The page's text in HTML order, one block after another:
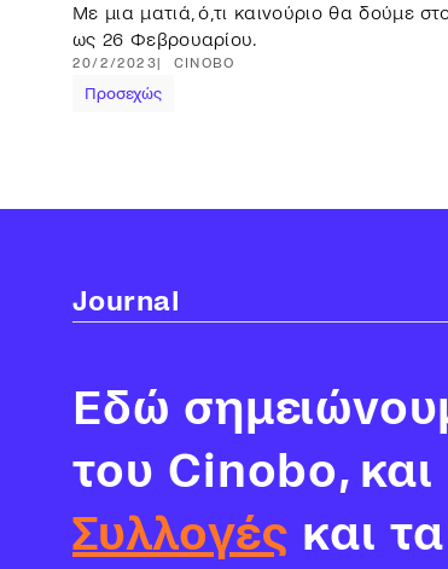
Με μια ματιά, ό,τι καινούριο θα δούμε
ως 26 Φεβρουαρίου.
20/2/2023 CINOBO
Προσεχώς
Journal
Εδώ
του Cinobo,
Συλλογές και τα